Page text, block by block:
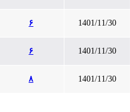
1401/11/30
1401/11/30
1401/11/30